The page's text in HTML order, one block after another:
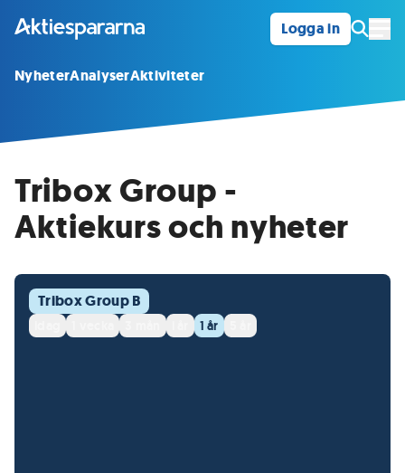
Logga in
NyheterAnalyserAktiviteter
Tribox Group -
Aktiekurs och nyheter
Tribox Group B
1 år